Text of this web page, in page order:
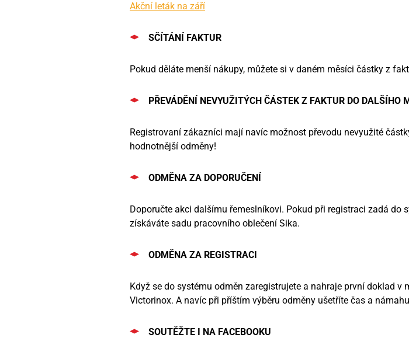
Akční leták na září
SČÍTÁNÍ FAKTUR
Pokud děláte menší nákupy, můžete si v daném měsíci částky z
PŘEVÁDĚNÍ NEVYUŽITÝCH ČÁSTEK Z FAKTUR DO DALŠÍHO
Registrovaní zákazníci mají navíc možnost převodu nevyužité
hodnotnější odměny!
ODMĚNA ZA DOPORUČENÍ
Doporučte akci dalšímu řemeslníkovi. Pokud při registraci zadá do
získáváte sadu pracovního oblečení Sika.
ODMĚNA ZA REGISTRACI
Když se do systému odměn zaregistrujete a nahraje první doklad
Victorinox. A navíc při příštím výběru odměny ušetříte čas a
SOUTĚŽTE I NA FACEBOOKU